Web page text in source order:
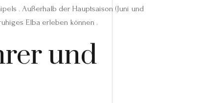
. Außerhalb der Hauptsaison (Juni und
Elba erleben können .
und